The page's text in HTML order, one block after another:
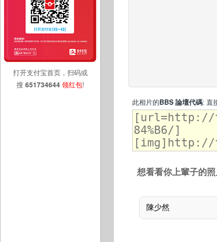
打开支付宝首页，扫码或
搜 651734644 领红包!
此相片的BBS 論壇代碼: 直
想看看你上輩子的